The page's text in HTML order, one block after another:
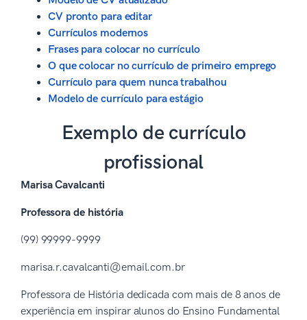
CV pronto para editar
Currículos modernos
Frases para colocar no currículo
O que colocar no currículo de primeiro emprego
Currículo para quem nunca trabalhou
Modelo de currículo para estágio
Exemplo de currículo
profissional
Marisa Cavalcanti
Professora de história
(99) 99999-9999
marisa.r.cavalcanti@email.com.br
Professora de História dedicada com mais de 8 anos de
experiência em inspirar alunos do Ensino Fundamental